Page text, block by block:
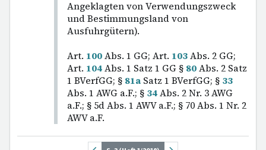
Angeklagten von Verwendungszweck
und Bestimmungsland von
Ausfuhrgütern).
Art. 100Abs. 1 GG; Art. 103Abs. 2 GG;
Art. 104Abs. 1 Satz 1 GG § 80Abs. 2 Satz
1 BVerfGG; § 81a Satz 1 BVerfGG; § 33
Abs. 1 AWG a.F.; § 34Abs. 2 Nr. 3 AWG
a.F.; § 5d Abs. 1 AWV a.F.; § 70 Abs. 1 Nr. 2
AWV a.F.